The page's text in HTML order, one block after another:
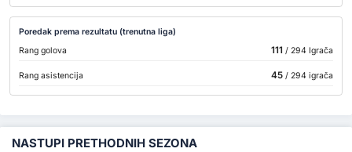
Poredak prema rezultatu (trenutna liga)
Rang golova
111 / 294 Igrača
Rang asistencija 45/ 294 igrača
NASTUPI PRETHODNIH SEZONA